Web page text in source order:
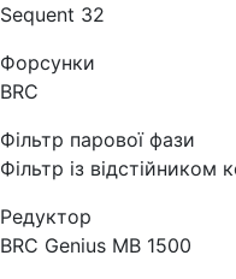
Sequent 32
Форсунки
BRC
Фільтр парової фази
Фільтр із
Редуктор
BRC Genius MB 1500